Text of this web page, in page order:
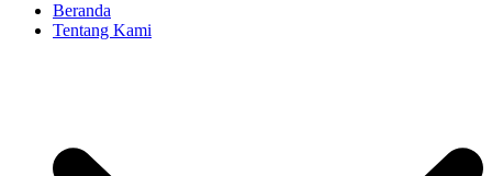
Beranda
Tentang Kami